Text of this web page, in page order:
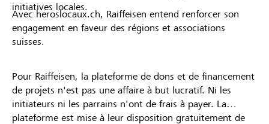
initiatives locales.
Avec heroslocaux.ch, Raiffeisen entend renforcer son
engagement en faveur des régions et associations
suisses.
Pour Raiffeisen, la plateforme de dons et de financement
de projets n'est pas une affaire à but lucratif. Ni les
initiateurs ni les parrains n'ont de frais à payer. La
plateforme est mise à leur disposition gratuitement de